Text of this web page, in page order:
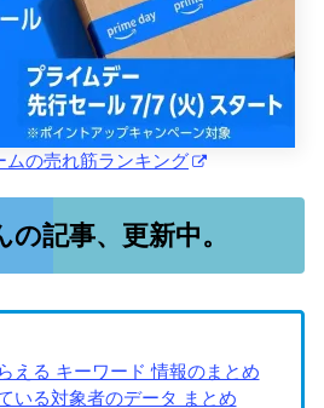
ムの売れ筋ランキング
記事、更新中。
える キーワード 情報のまとめ
いる対象者のデータ まとめ